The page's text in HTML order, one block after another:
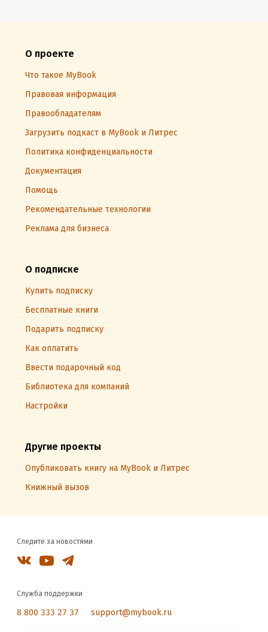
О проекте
Что такое MyBook
Правовая информация
Правообладателям
Загрузить подкаст в MyBook и Литрес
Политика конфиденциальности
Документация
Помощь
Рекомендательные технологии
Реклама для бизнеса
О подписке
Купить подписку
Бесплатные книги
Подарить подписку
Как оплатить
Ввести подарочный код
Библиотека для компаний
Настройки
Другие проекты
Опубликовать книгу на MyBook и Литрес
Книжный вызов
Следите за новостями
Служба поддержки
8 800 333 27 37 support@mybook.ru